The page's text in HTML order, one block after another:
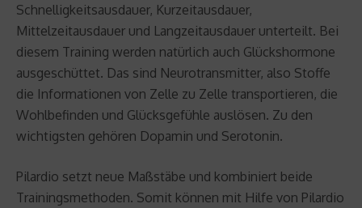
Schnelligkeitsausdauer, Kurzeitausdauer,
Mittelzeitausdauer und Langzeitausdauer unterteilt. Bei
diesem Training werden natürlich auch Glückshormone
ausgeschüttet. Das sind Neurotransmitter, also Stoffe
die Informationen von Zelle zu Zelle transportieren, die
Wohlbefinden und Glücksgefühle auslösen. Zu den
wichtigsten gehören Dopamin und Serotonin.
Pilardio setzt neue Maßstäbe und kombiniert beide
Trainingsmethoden. Somit können mit Hilfe von Pilardio